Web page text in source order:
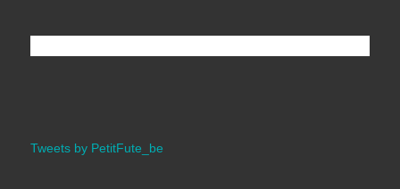
Tweets by PetitFute_be